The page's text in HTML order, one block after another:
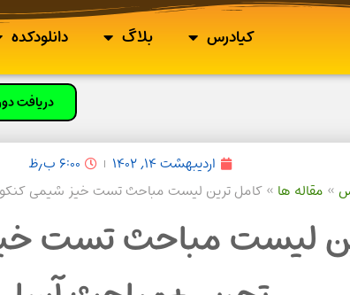
کیادرس بلاگ دانلودکده
دریافت دوره
اردیبهشت ۱۴, ۱۴۰۲
۶:۰۰ ب٫ظ
» مقاله ها »کامل ترین لیست مباحث تست خیز شیمی
لیست مباحث تست